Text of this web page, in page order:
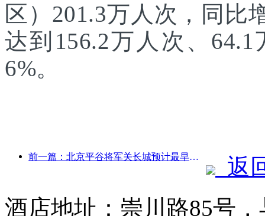
区）201.3万人次，同比
达到156.2万人次、
6%。
前一篇：北京平谷将军关长城预计最早于2026年底开门迎客
返
酒店地址：崇川路85号